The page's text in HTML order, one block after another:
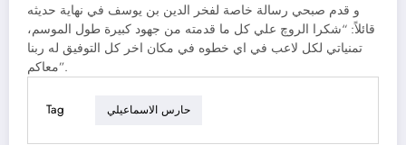
و قدم صبحي رسالة خاصة لفخر الدين بن يوسف في نهاية حديثه
قائلاً: “شكرا الروچ علي كل ما قدمته من جهود كبيرة طول الموسم،
تمنياتي لكل لاعب في اي خطوه في مكان اخر كل التوفيق له ربنا
معاكم”.
Tag حارس الاسماعيلي